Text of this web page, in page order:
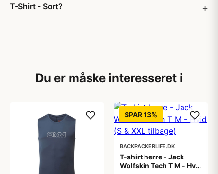
T-Shirt - Sort?
Du er måske interesseret i
SPAR 13%
BACKPACKERLIFE.DK
T-shirt herre - Jack
Wolfskin Tech T M - Hvid